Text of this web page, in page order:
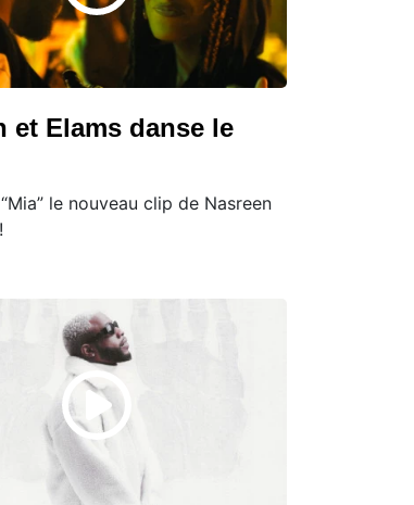
et Elams danse le
le nouveau clip de Nasreen